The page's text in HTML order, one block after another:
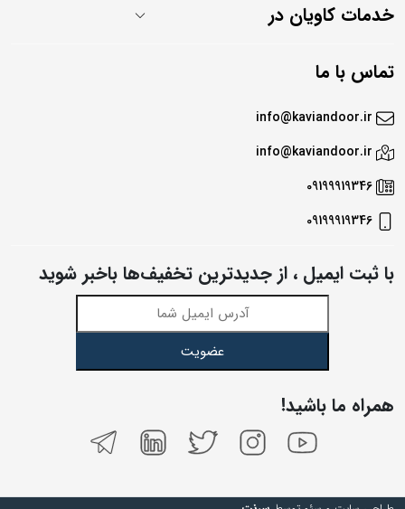
خدمات کاویان در
تماس با ما
info@kaviandoor.ir
info@kaviandoor.ir
09199919346
09199919346
با ثبت ایمیل ، از جدید‌ترین تخفیف‌ها با‌خبر شوید
عضویت
همراه ما باشید!